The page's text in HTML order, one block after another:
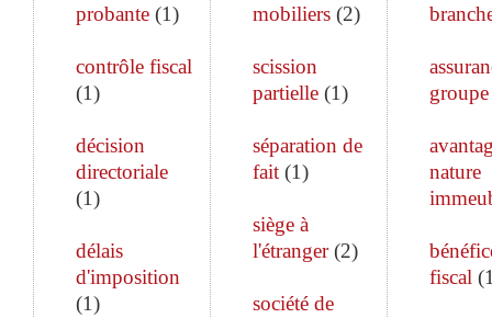
probante (1)
contrôle fiscal
(1)
décision
directoriale
(1)
délais
d'imposition
(1)
mobiliers(2)
scission
partielle(1)
séparation de
fait(1)
siège à
l'étranger(2)
société de
groupe
nature
fiscal (